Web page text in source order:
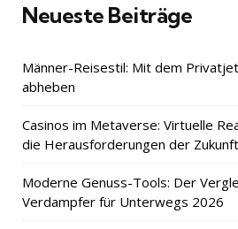
Neueste Beiträge
Männer-Reisestil: Mit dem
abheben
Casinos im Metaverse: Virtuelle
die Herausforderungen der Zukunft
Moderne Genuss-Tools: Der
Verdampfer für Unterwegs 2026